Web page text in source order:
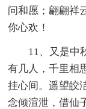
问和愿；翩翩祥
你心欢！
11、又是中
有几人，千里相
挂心间。遥望皎
念倾渲泄，借仙